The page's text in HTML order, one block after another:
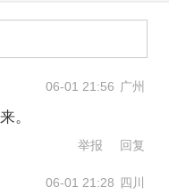
察。
贤向第一财经
业绩表现不
断好转。业务
达到5%以上的
06-01 21:56 广州
。
举报 回复
06-01 21:28 四川